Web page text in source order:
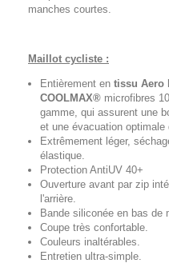
manches courtes.
Maillot cycliste :
Entièrement en tissu Aero
COOLMAX® microfibres
gamme, qui assurent une
et une évacuation optimale
Extrêmement léger,
élastique.
Protection AntiUV 40+
Ouverture avant par zip
l'arrière.
Bande siliconée en bas de
Coupe très confortable.
Couleurs inaltérables.
Entretien ultra-simple.